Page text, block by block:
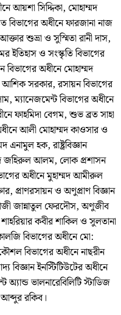
আয়শা সিদ্দিকা, মোহাম্মদ
অধীনে ফারজানা নাজ
শুভ্রা ও সুস্মিতা রানী দাস,
ইতিহাস ও সংস্কৃতি বিভাগের
বিভাগের অধীনে মোহাম্মদ
আশিক সরকার, রসায়ন বিভাগের
ম্যানেজমেন্ট বিভাগের অধীনে
ফাহমিদা বেগম, শুভ ব্রত সাহা
আলী মোহাম্মদ কাওসার ও
এনামুল হক, রাষ্ট্রবিজ্ঞান
জহিরুল আলম, লোক প্রশাসন
অধীনে মুহাম্মদ আমীরুল
প্রাণরসায়ন ও অণুপ্রাণ বিজ্ঞান
জান্নাতুল ফেরদৌস, অণুজীব
কবীর শাকিল ও সুলতানা
বিভাগের অধীনে মো:
বিভাগের অধীনে নাছরীন
ইনস্টিটিউটের অধীনে
ভালনারেবিলিটি স্টাডিজ
রকিব।